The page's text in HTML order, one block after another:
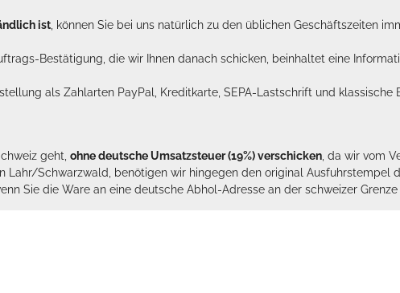
ist , können Sie bei uns natürlich zu den üblichen Geschäftszeiten
Bestätigung, die wir Ihnen danach schicken, beinhaltet eine
als Zahlarten PayPal, Kreditkarte, SEPA-Lastschrift und klassische
geht, ohne deutsche Umsatzsteuer (19%) verschicken , da wir vom
Lahr/Schwarzwald, benötigen wir hingegen den original Ausfuhrstempel
Sie die Ware an eine deutsche Abhol-Adresse an der schweizer Grenze